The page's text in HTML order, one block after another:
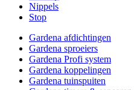
Nippels
Stop
Gardena afdichtingen
Gardena sproeiers
Gardena Profi system
Gardena koppelingen
Gardena tuinspuiten